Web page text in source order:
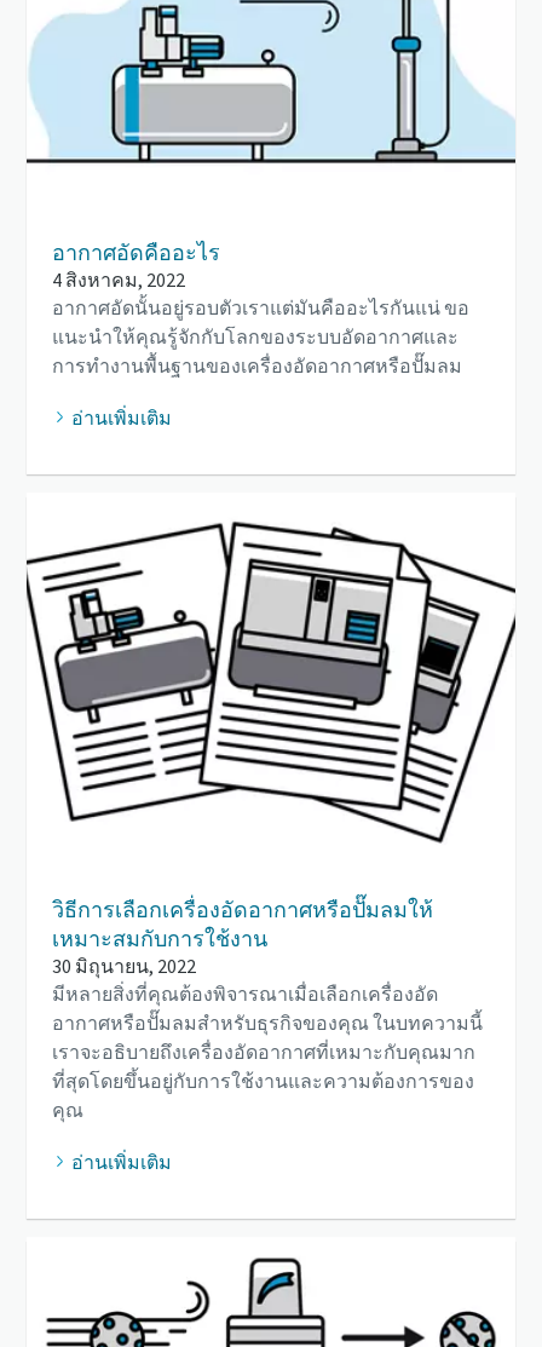
อากาศอัดคืออะไร
4 สิงหาคม, 2022
อากาศอัดนั้นอยู่รอบตัวเราแต่มันคืออะไรกันแน่ ขอ
แนะนำให้คุณรู้จักกับโลกของระบบอัดอากาศและ
การทำงานพื้นฐานของเครื่องอัดอากาศหรือปั๊มลม
อ่านเพิ่มเติม
วิธีการเลือกเครื่องอัดอากาศหรือปั๊มลมให้
เหมาะสมกับการใช้งาน
30 มิถุนายน, 2022
มีหลายสิ่งที่คุณต้องพิจารณาเมื่อเลือกเครื่องอัด
อากาศหรือปั๊มลมสำหรับธุรกิจของคุณ ในบทความนี้
เราจะอธิบายถึงเครื่องอัดอากาศที่เหมาะกับคุณมาก
ที่สุดโดยขึ้นอยู่กับการใช้งานและความต้องการของ
คุณ
อ่านเพิ่มเติม